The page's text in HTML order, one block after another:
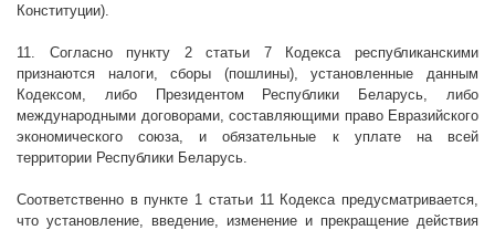
Конституции).
11. Согласно пункту 2 статьи 7 Кодекса республиканскими
признаются налоги, сборы (пошлины), установленные данным
Кодексом, либо Президентом Республики Беларусь, либо
международными договорами, составляющими право Евразийского
экономического союза, и обязательные к уплате на всей
территории Республики Беларусь.
Соответственно в пункте 1 статьи 11 Кодекса предусматривается,
что установление, введение, изменение и прекращение действия